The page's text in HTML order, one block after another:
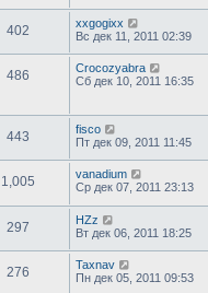
402
xxgogixx
Вс дек 11, 2011 02:39
486
Crocozyabra
Сб дек 10, 2011 16:35
443
fisco
Пт дек 09, 2011 11:45
1,005
vanadium
Ср дек 07, 2011 23:13
297
HZz
Вт дек 06, 2011 18:25
276
Taxnav
Пн дек 05, 2011 09:53